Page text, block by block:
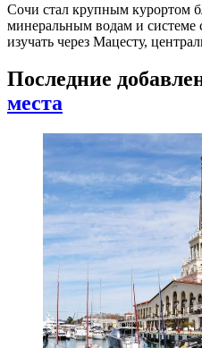
Сочи стал крупным курортом
минеральным водам и системе
изучать через Мацесту,
Последние
места